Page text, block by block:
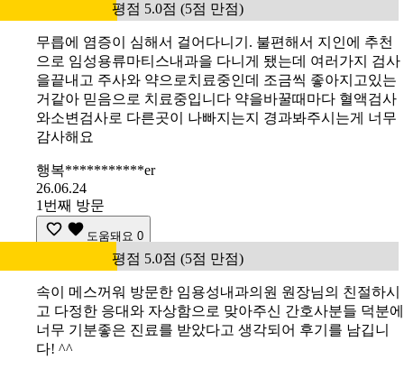
평점 5.0점 (5점 만점)
무릅에 염증이 심해서 걸어다니기. 불편해서 지인에 추천
으로 임성용류마티스내과을 다니게 됐는데 여러가지 검사
을끝내고 주사와 약으로치료중인데 조금씩 좋아지고있는
거같아 믿음으로 치료중입니다 약을바꿀때마다 혈액검사
와소변검사로 다른곳이 나빠지는지 경과봐주시는게 너무
감사해요
행복***********er
26.06.24
1번째 방문
도움돼요 0
평점 5.0점 (5점 만점)
속이 메스꺼워 방문한 임용성내과의원 원장님의 친절하시
고 다정한 응대와 자상함으로 맞아주신 간호사분들 덕분에
너무 기분좋은 진료를 받았다고 생각되어 후기를 남깁니
다! ^^